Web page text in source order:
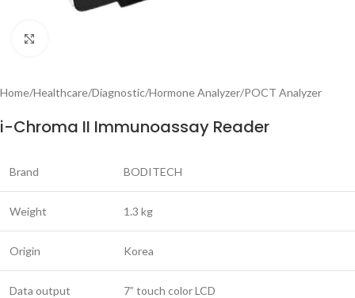
Home/Healthcare/Diagnostic/Hormone Analyzer/POCT Analyzer
i-Chroma II Immunoassay Reader
Brand BODITECH
Weight 1.3 kg
Origin Korea
Data output 7” touch color LCD